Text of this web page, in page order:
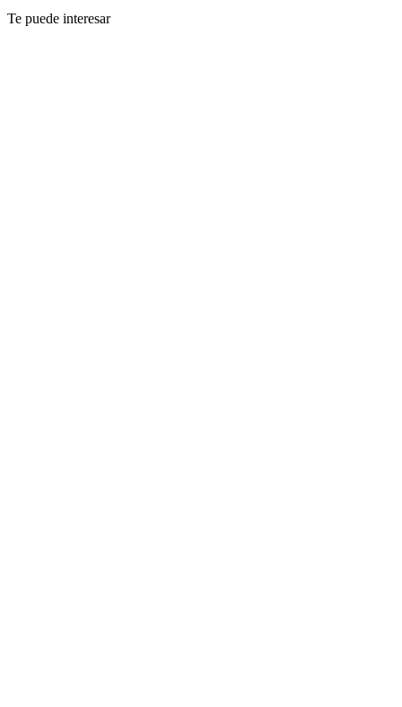
Te puede interesar